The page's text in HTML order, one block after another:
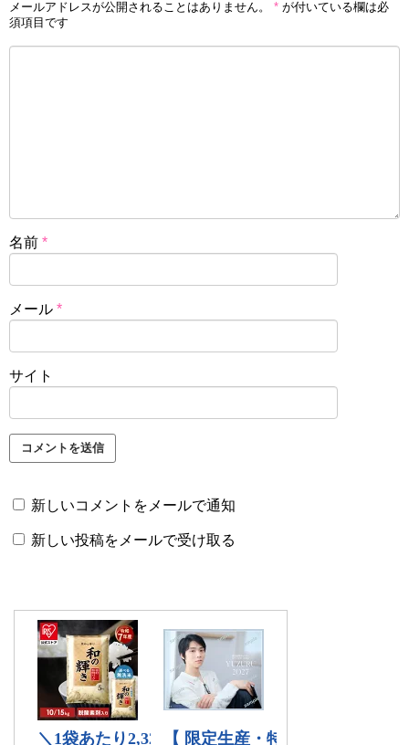
メールアドレスが公開されることはありません。 * が付いている欄は必
須項目です
名前 *
メール *
サイト
新しいコメントをメールで通知
新しい投稿をメールで受け取る